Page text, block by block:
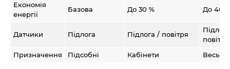
Економія
енергії
Базова До 30 % До 40
Датчики Підлога Підлога / повітря
повітря
Призначення
Підсобні Кабінети Весь